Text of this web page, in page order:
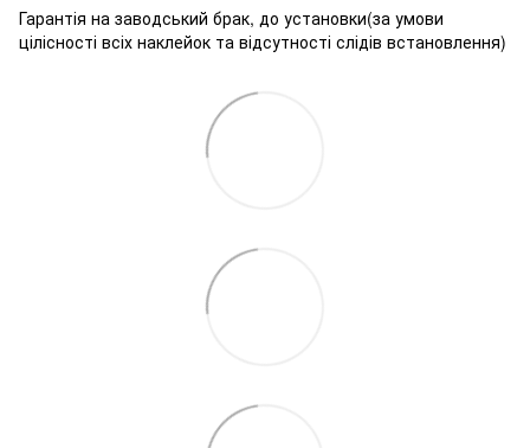
Гарантія на заводський брак, до установки(за умови
цілісності всіх наклейок та відсутності слідів встановлення)